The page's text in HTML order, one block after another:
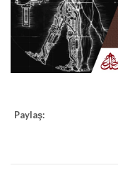
Paylaş: